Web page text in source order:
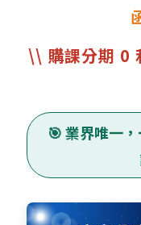
\\ 購課分期 0
🎯 業界唯一